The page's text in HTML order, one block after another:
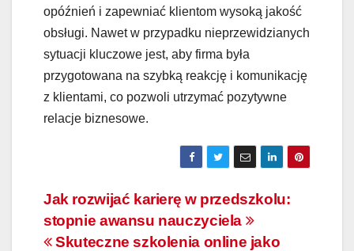
opóźnień i zapewniać klientom wysoką jakość
obsługi. Nawet w przypadku nieprzewidzianych
sytuacji kluczowe jest, aby firma była
przygotowana na szybką reakcję i komunikację
z klientami, co pozwoli utrzymać pozytywne
relacje biznesowe.
Nawigacja
wpisu
Jak rozwijać karierę w przedszkolu:
stopnie awansu nauczyciela
Skuteczne szkolenia online jako